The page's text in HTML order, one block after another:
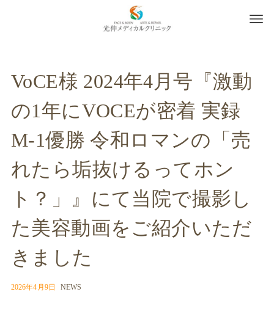
VoCE様 2024年4月号『激動
の1年にVOCEが密着 実録
M-1優勝 令和ロマンの「売
れたら垢抜けるってホン
ト？」』にて当院で撮影し
た美容動画をご紹介いただ
きました
2026年4月9日 NEWS